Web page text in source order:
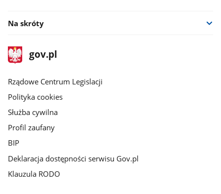
Na skróty
stopka
gov.plStrona
gov.pl
Rządowe Centrum Legislacji
Polityka cookies
Służba cywilna
Profil zaufany
BIP
Deklaracja dostępności serwisu Gov.pl
Klauzula RODO